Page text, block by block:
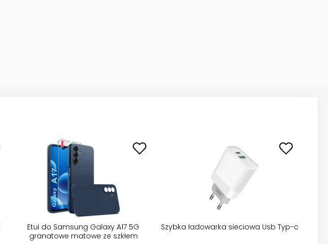
Etui do Samsung Galaxy A17 5G
granatowe matowe ze szkłem
Szybka ładowarka sieciowa Usb Typ-c